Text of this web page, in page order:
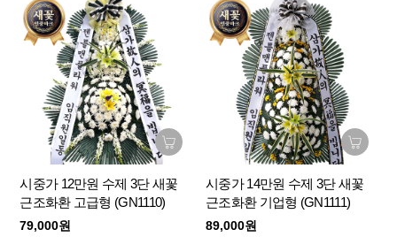
시중가 12만원 수제 3단 새꽃
근조화환 고급형 (GN1110)
79,000원
시중가 14만원 수제 3단 새꽃
근조화환 기업형 (GN1111)
89,000원